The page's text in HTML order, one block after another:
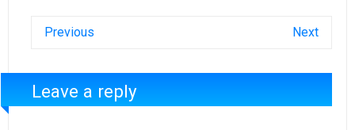
Previous Next
Leave a reply